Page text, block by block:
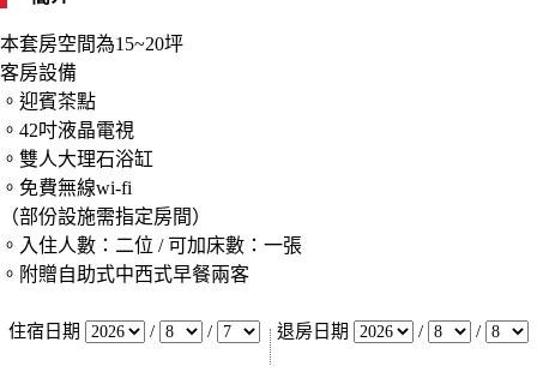
本套房空間為15~20坪
客房設備
。迎賓茶點
。42吋液晶電視
。雙人大理石浴缸
。免費無線wi-fi
（部份設施需指定房間）
。入住人數：二位 / 可加床數：一張
。附贈自助式中西式早餐兩客
住宿日期 / / 退房日期 / /